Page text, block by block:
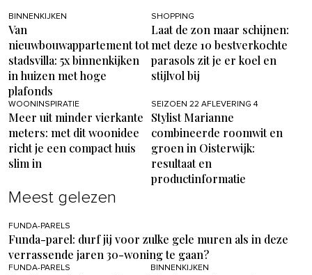
BINNENKIJKEN
Van
nieuwbouwappartement tot
stadsvilla: 5x binnenkijken
in huizen met hoge
plafonds
SHOPPING
Laat de zon maar schijnen:
met deze 10 bestverkochte
parasols zit je er koel en
stijlvol bij
WOONINSPIRATIE
Meer uit minder vierkante
meters: met dit woonidee
richt je een compact huis
slim in
SEIZOEN 22 AFLEVERING 4
Stylist Marianne
combineerde roomwit en
groen in Oisterwijk:
resultaat en
productinformatie
Meest gelezen
FUNDA-PARELS
Funda-parel: durf jij voor zulke gele muren als in deze
verrassende jaren 30-woning te gaan?
FUNDA-PARELS BINNENKIJKEN